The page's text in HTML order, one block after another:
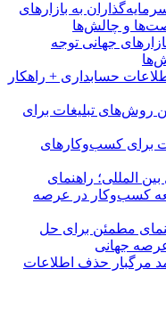
به بازارهای
و چالش‌ها
جهانی توجه
حسابداری + راهکار
روش‌های تبلیغات برای
برای کسب‌وکارهای
المللی؛ راهنمای
کسب‌وکار در عرصه
مطمئن برای حل
جهانی
مرگبار حذف اطلاعات